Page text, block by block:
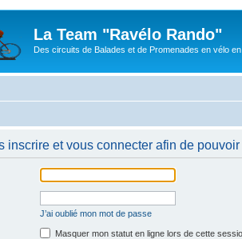
La Team "Ravélo Rando"
Des circuits de Balades et de Promenades en vélo
inscrire et vous connecter afin de
J’ai oublié mon mot de passe
Masquer mon statut en ligne lors de cette